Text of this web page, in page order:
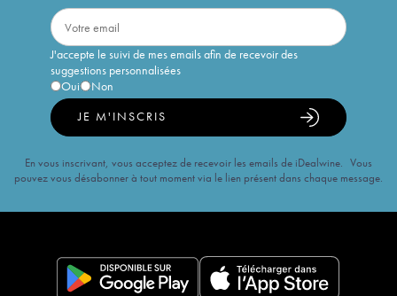
J'accepte le suivi de mes emails afin de recevoir des
suggestions personnalisées
Oui
Non
JE M'INSCRIS
En vous inscrivant, vous acceptez de recevoir les emails de iDealwine. Vous
pouvez vous désabonner à tout moment via le lien présent dans chaque message.